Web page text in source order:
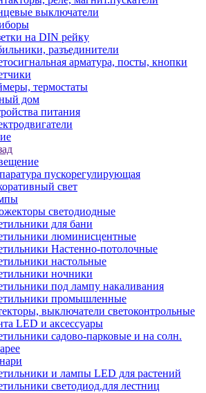
выключатели
на DIN рейку
разъединители
арматура, посты, кнопки
термостаты
дом
питания
пускорегулирующая
свет
светодиодные
для бани
люминисцентные
Настенно-потолочные
настольные
ночники
под лампу накаливания
промышленные
выключатели светоконтрольные
LED и аксессуары
садово-парковые и на солн.
и лампы LED для растений
светодиод.для лестниц